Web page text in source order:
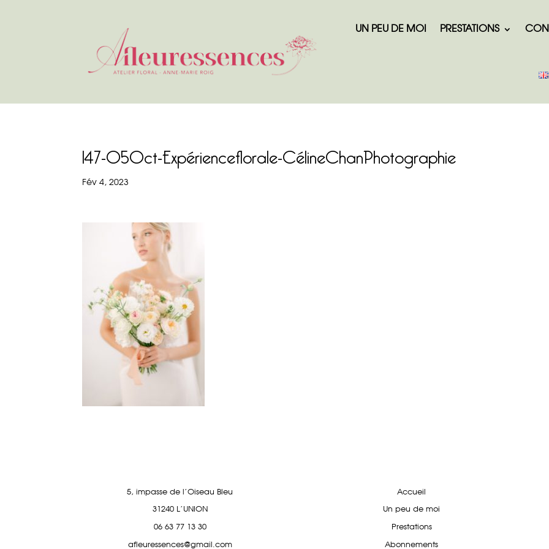
UN PEU DE MOI PRESTATIONS
147-05Oct-Expérienceflorale-CélineChanPhotographie
Fév 4, 2023
5, impasse de l'Oiseau Bleu
31240 L'UNION
06 63 77 13 30
afleuressences@gmail.com
Accueil
Un peu de moi
Prestations
Abonnements